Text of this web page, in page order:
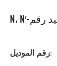
رقم الموديل: